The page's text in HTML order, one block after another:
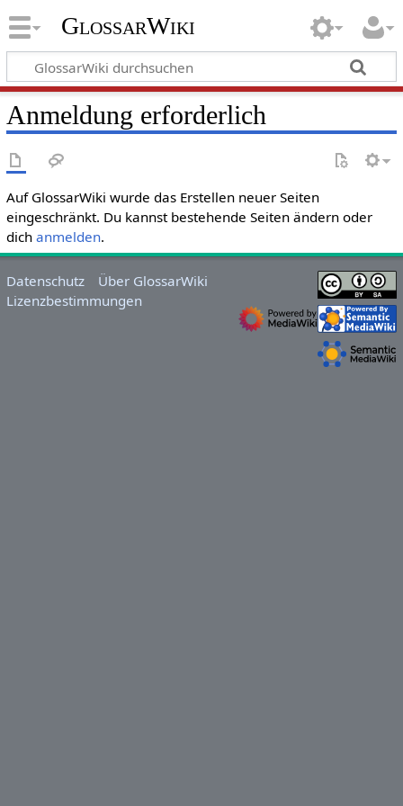
GlossarWiki
Anmeldung erforderlich
Auf GlossarWiki wurde das Erstellen neuer Seiten
eingeschränkt. Du kannst bestehende Seiten ändern oder
dich anmelden.
Datenschutz
Über GlossarWiki
Lizenzbestimmungen